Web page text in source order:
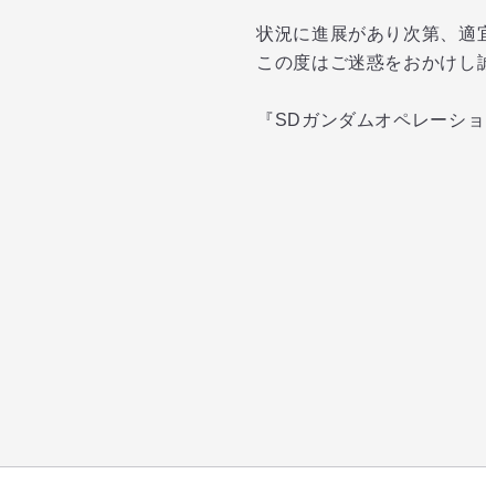
状況に進展があり次第、適
この度はご迷惑をおかけし
『SDガンダムオペレーシ